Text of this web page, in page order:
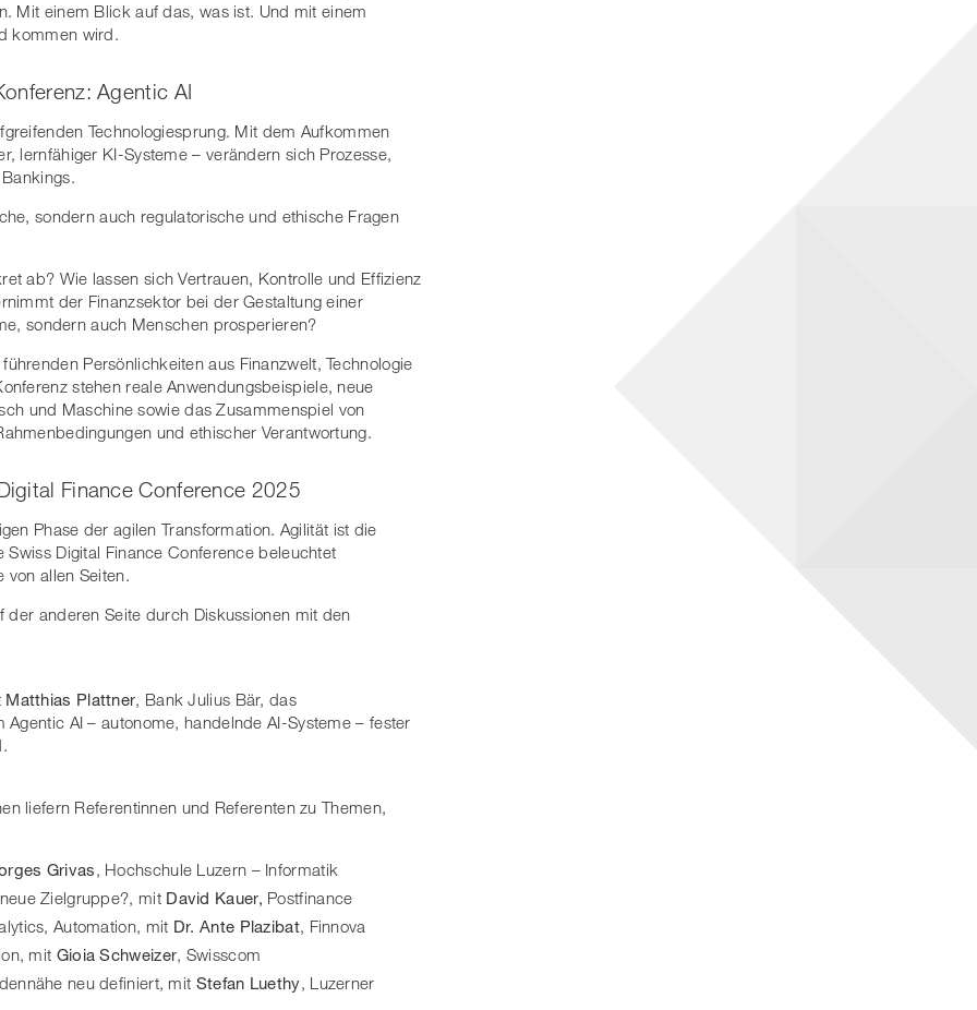
Mit einem Blick auf das, was ist. Und mit einem
kommen wird.
Agentic AI
Technologiesprung. Mit dem Aufkommen
lernfähiger KI-Systeme – verändern sich Prozesse,
sondern auch regulatorische und ethische Fragen
ab? Wie lassen sich Vertrauen, Kontrolle und Effizienz
der Finanzsektor bei der Gestaltung einer
sondern auch Menschen prosperieren?
Persönlichkeiten aus Finanzwelt, Technologie
stehen reale Anwendungsbeispiele, neue
und Maschine sowie das Zusammenspiel von
und ethischer Verantwortung.
Finance Conference 2025
Phase der agilen Transformation. Agilität ist die
Swiss Digital Finance Conference beleuchtet
von allen Seiten.
der anderen Seite durch Diskussionen mit den
Matthias Plattner, Bank Julius Bär, das
AI – autonome, handelnde AI-Systeme – fester
liefern Referentinnen und Referenten zu Themen,
Grivas, Hochschule Luzern – Informatik
Zielgruppe?, mit David Kauer, Postfinance
Automation, mit Dr. Ante Plazibat, Finnova
mit Gioia Schweizer, Swisscom
neu definiert, mit Stefan Luethy, Luzerner